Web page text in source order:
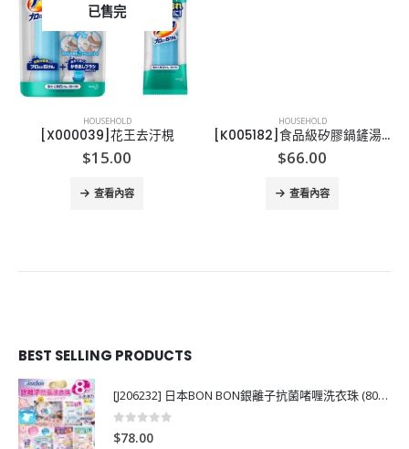
已售完
HOUSEHOLD
[X000039]花王去汙梘
$15.00
查看內容
HOUSEHOLD
[K005182]食品級矽膠鍋鏟湯勺
$66.00
查看內容
BEST SELLING PRODUCTS
[J206232] 日本BON BON銀離子抗菌啫喱洗衣珠 (80粒)
0
$78.00